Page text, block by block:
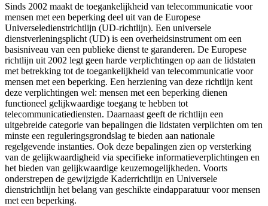
Sinds 2002 maakt de toegankelijkheid van telecommunicatie voor
mensen met een beperking deel uit van de Europese
Universeledienstrichtlijn (UD-richtlijn). Een universele
dienstverleningsplicht (UD) is een overheidsinstrument om een
basisniveau van een publieke dienst te garanderen. De Europese
richtlijn uit 2002 legt geen harde verplichtingen op aan de lidstaten
met betrekking tot de toegankelijkheid van telecommunicatie voor
mensen met een beperking. Een herziening van deze richtlijn kent
deze verplichtingen wel: mensen met een beperking dienen
functioneel gelijkwaardige toegang te hebben tot
telecommunicatiediensten. Daarnaast geeft de richtlijn een
uitgebreide categorie van bepalingen die lidstaten verplichten om ten
minste een reguleringsgrondslag te bieden aan nationale
regelgevende instanties. Ook deze bepalingen zien op versterking
van de gelijkwaardigheid via specifieke informatieverplichtingen en
het bieden van gelijkwaardige keuzemogelijkheden. Voorts
onderstrepen de gewijzigde Kaderrichtlijn en Universele
dienstrichtlijn het belang van geschikte eindapparatuur voor mensen
met een beperking.